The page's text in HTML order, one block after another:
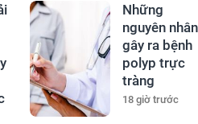
Những
nguyên nhân
gây ra bệnh
polyp trực
tràng
18 giờ trước